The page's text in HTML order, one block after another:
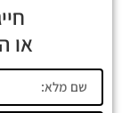
או